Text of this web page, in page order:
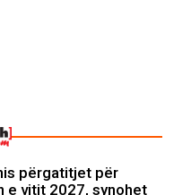
përgatitjet për
e vitit 2027, synohet